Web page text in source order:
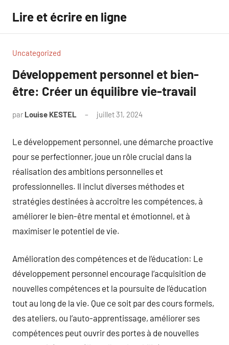
contenu
Lire et écrire en ligne
Uncategorized
Développement personnel et bien-
être: Créer un équilibre vie-travail
par Louise KESTEL juillet 31, 2024
Le développement personnel, une démarche proactive
pour se perfectionner, joue un rôle crucial dans la
réalisation des ambitions personnelles et
professionnelles. Il inclut diverses méthodes et
stratégies destinées à accroître les compétences, à
améliorer le bien-être mental et émotionnel, et à
maximiser le potentiel de vie.
Amélioration des compétences et de l’éducation: Le
développement personnel encourage l’acquisition de
nouvelles compétences et la poursuite de l’éducation
tout au long de la vie. Que ce soit par des cours formels,
des ateliers, ou l’auto-apprentissage, améliorer ses
compétences peut ouvrir des portes à de nouvelles